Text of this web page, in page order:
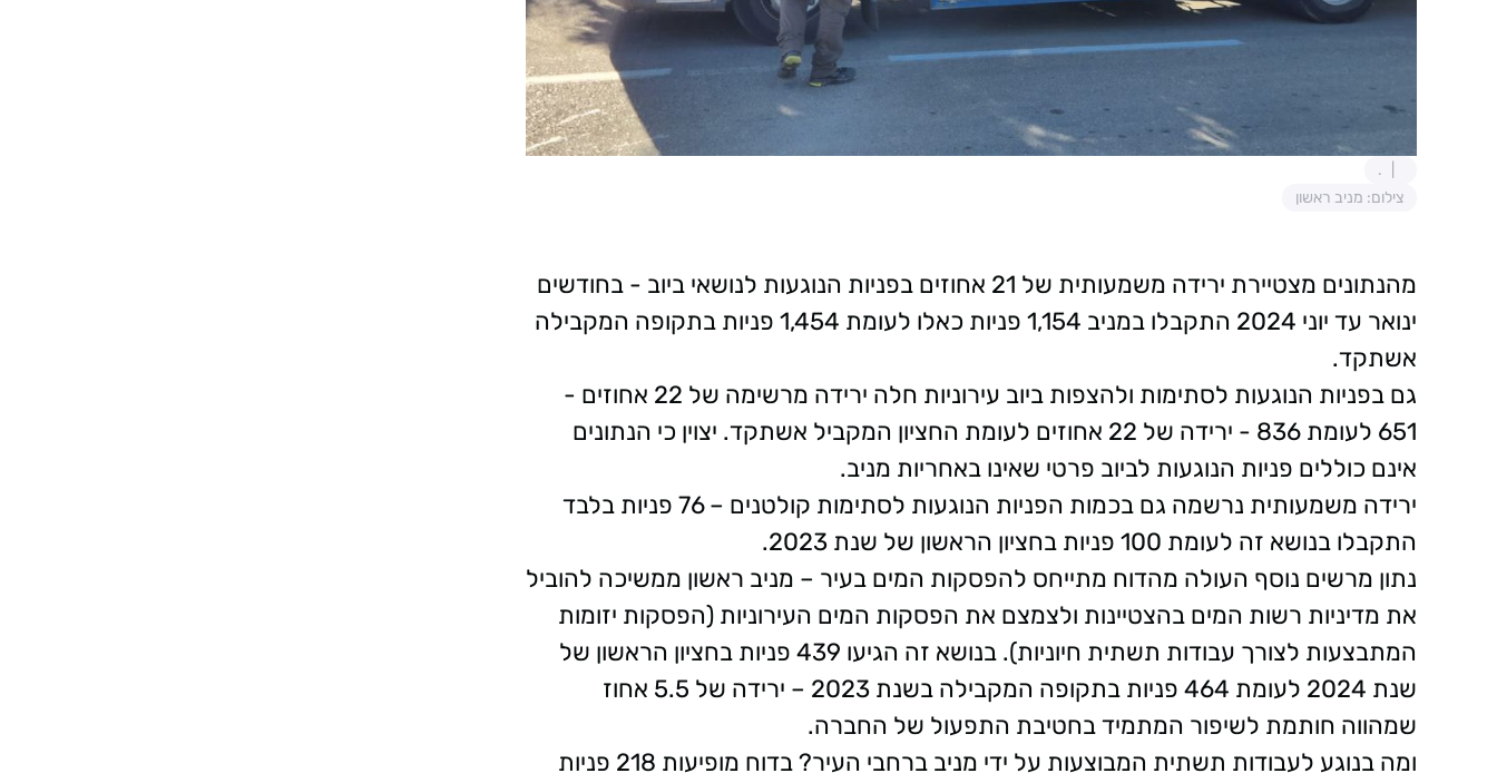
.
צילום: מניב ראשון
מהנתונים מצטיירת ירידה משמעותית של 21 אחוזים בפניות הנוגעות לנושאי ביוב - בחודשים
ינואר עד יוני 2024 התקבלו במניב 1,154 פניות כאלו לעומת 1,454 פניות בתקופה המקבילה
אשתקד.
גם בפניות הנוגעות לסתימות ולהצפות ביוב עירוניות חלה ירידה מרשימה של 22 אחוזים -
651 לעומת 836 - ירידה של 22 אחוזים לעומת החציון המקביל אשתקד. יצוין כי הנתונים
אינם כוללים פניות הנוגעות לביוב פרטי שאינו באחריות מניב.
ירידה משמעותית נרשמה גם בכמות הפניות הנוגעות לסתימות קולטנים – 76 פניות בלבד
התקבלו בנושא זה לעומת 100 פניות בחציון הראשון של שנת 2023.
נתון מרשים נוסף העולה מהדוח מתייחס להפסקות המים בעיר – מניב ראשון ממשיכה להוביל
את מדיניות רשות המים בהצטיינות ולצמצם את הפסקות המים העירוניות (הפסקות יזומות
המתבצעות לצורך עבודות תשתית חיוניות). בנושא זה הגיעו 439 פניות בחציון הראשון של
שנת 2024 לעומת 464 פניות בתקופה המקבילה בשנת 2023 – ירידה של 5.5 אחוז
שמהווה חותמת לשיפור המתמיד בחטיבת התפעול של החברה.
ומה בנוגע לעבודות תשתית המבוצעות על ידי מניב ברחבי העיר? בדוח מופיעות 218 פניות